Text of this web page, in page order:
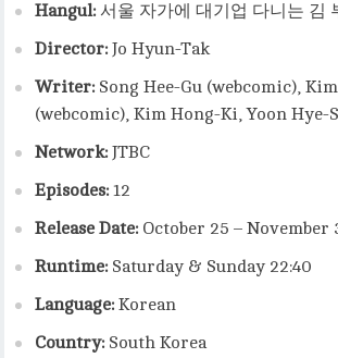
Hangul:서울 자가에 대기업 다니는 김
Director:Jo Hyun-Tak
Writer:Song Hee-Gu (webcomic),
(webcomic), Kim Hong-Ki, Yoon Hye-
Network:JTBC
Episodes:12
Release Date:October 25 – November
Runtime:Saturday & Sunday 22:40
Language:Korean
Country:South Korea